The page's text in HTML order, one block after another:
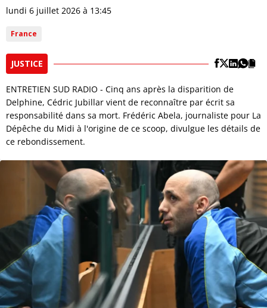
lundi 6 juillet 2026 à 13:45
France
JUSTICE
ENTRETIEN SUD RADIO - Cinq ans après la disparition de
Delphine, Cédric Jubillar vient de reconnaître par écrit sa
responsabilité dans sa mort. Frédéric Abela, journaliste pour La
Dépêche du Midi à l'origine de ce scoop, divulgue les détails de
ce rebondissement.